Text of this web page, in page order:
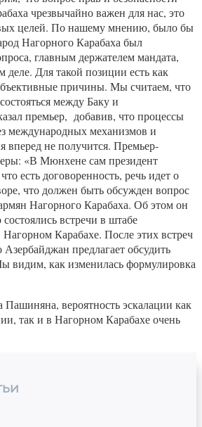
чрезвычайно важен для нас, это
целей. По нашему мнению, было бы
Нагорного Карабаха был
главным держателем мандата,
деле. Для такой позиции есть как
причины. Мы считаем, что
между Баку и
премьер, добавив, что процессы
международных механизмов и
вперед не получится. Премьер-
«В Мюнхене сам президент
есть договоренность, речь идет о
что должен быть обсужден вопрос
Нагорного Карабаха. Об этом он
встречи в штабе
Карабахе. После этих встреч
предлагает обсудить
видим, как изменилась формулировка
вероятность эскалации как
так и в Нагорном Карабахе очень